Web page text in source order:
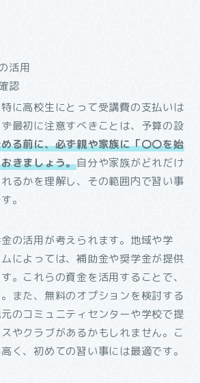
活用
認
に高校生にとって受講費の支払いは
最初に注意すべきことは、予算の設
る前に、必ず親や家族に「〇〇を始
きましょう。自分や家族がどれだけ
るかを理解し、その範囲内で習い事
。
の活用が考えられます。地域や学
によっては、補助金や奨学金が提供
。これらの資金を活用することで、
また、無料のオプションを検討する
のコミュニティセンターや学校で提
やクラブがあるかもしれません。こ
く、初めての習い事には最適です。